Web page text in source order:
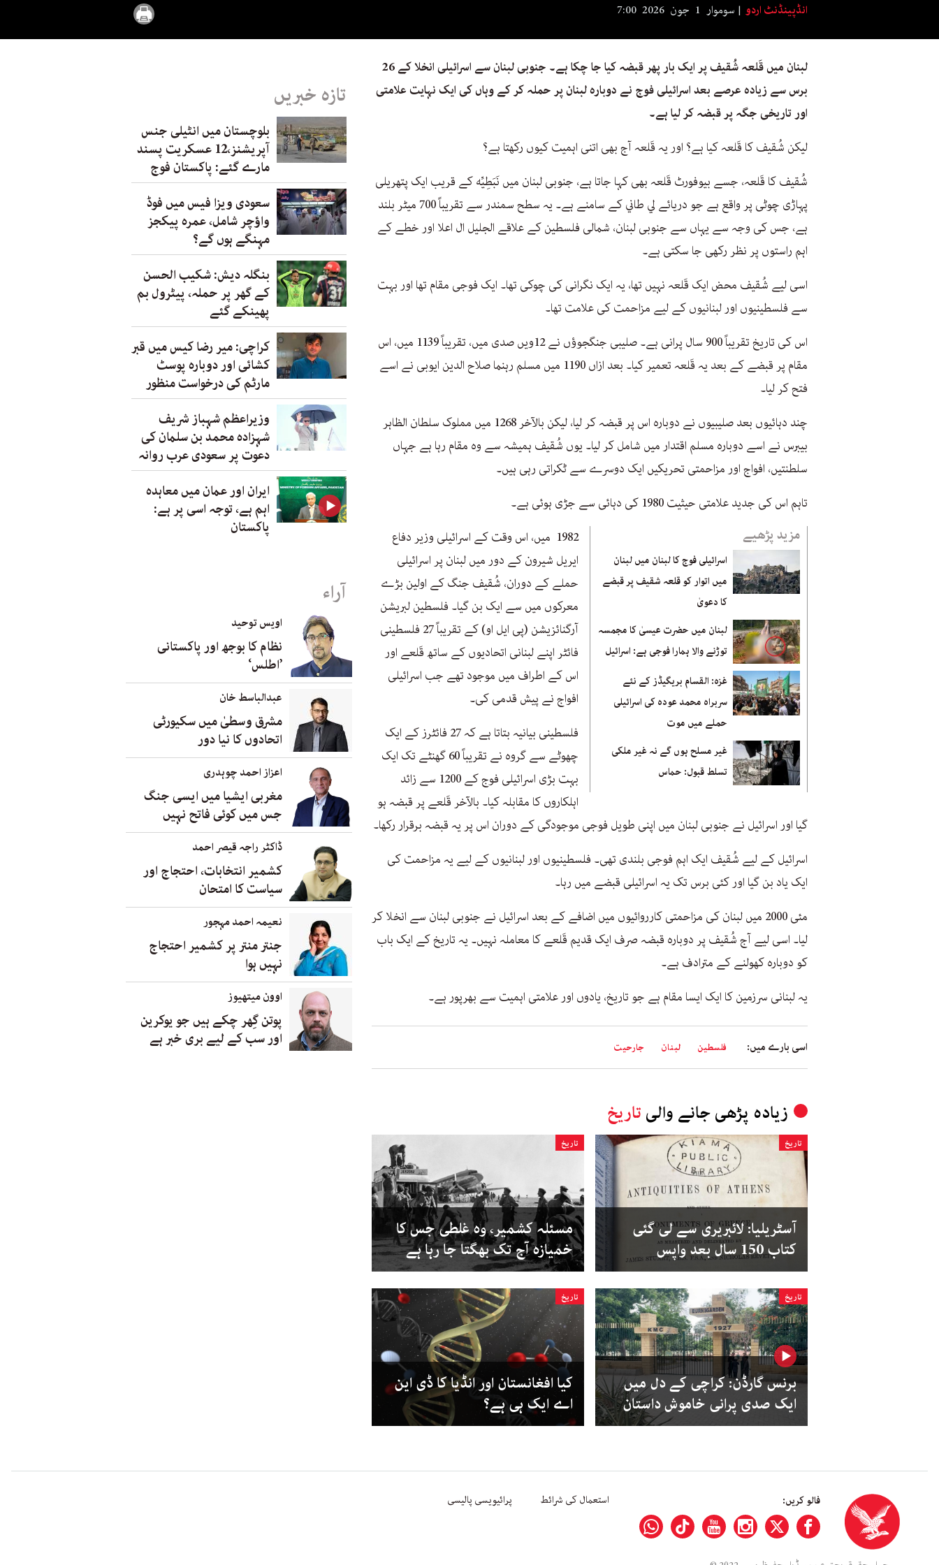
انڈپینڈنٹ اردو سوموار 1 جون 2026 7:00
لبنان میں قَلعہ شُقیف پر ایک بار پھر قبضہ کیا جا چکا ہے۔ جنوبی لبنان سے اسرائیلی انخلا کے 26
برس سے زیادہ عرصے بعد اسرائیلی فوج نے دوبارہ لبنان پر حملہ کر کے وہاں کی ایک نہایت علامتی
اور تاریخی جگہ پر قبضہ کر لیا ہے۔
لیکن شُقیف کا قَلعہ کیا ہے؟ اور یہ قَلعہ آج بھی اتنی اہمیت کیوں رکھتا ہے؟
شُقیف کا قَلعہ، جسے بیوفورٹ قَلعہ بھی کہا جاتا ہے، جنوبی لبنان میں نَبَطِيِّه کے قریب ایک پتھریلی
پہاڑی چوٹی پر واقع ہے جو دریائے لي طاني کے سامنے ہے۔ یہ سطح سمندر سے تقریباً 700 میٹر بلند
ہے، جس کی وجہ سے یہاں سے جنوبی لبنان، شمالی فلسطین کے علاقے الجلیل ال اعلا اور خطے کے
اہم راستوں پر نظر رکھی جا سکتی ہے۔
اسی لیے شُقیف محض ایک قَلعہ نہیں تھا، یہ ایک نگرانی کی چوکی تھا۔ ایک فوجی مقام تھا اور بہت
سے فلسطینیوں اور لبنانیوں کے لیے مزاحمت کی علامت تھا۔
اس کی تاریخ تقریباً 900 سال پرانی ہے۔ صلیبی جنگجوؤں نے 12ویں صدی میں، تقریباً 1139 میں، اس
مقام پر قبضے کے بعد یہ قَلعہ تعمیر کیا۔ بعد ازاں 1190 میں مسلم رہنما صلاح الدین ایوبی نے اسے
فتح کر لیا۔
چند دہائیوں بعد صلیبیوں نے دوبارہ اس پر قبضہ کر لیا، لیکن بالآخر 1268 میں مملوک سلطان الظاہر
بیبرس نے اسے دوبارہ مسلم اقتدار میں شامل کر لیا۔ یوں شُقیف ہمیشہ سے وہ مقام رہا ہے جہاں
سلطنتیں، افواج اور مزاحمتی تحریکیں ایک دوسرے سے ٹکراتی رہی ہیں۔
تاہم اس کی جدید علامتی حیثیت 1980 کی دہائی سے جڑی ہوئی ہے۔
مزید پڑھیے
اسرائیلی فوج کا لبنان میں لبنان
میں اتوار کو قلعہ شقيف پر قبضے
کا دعویٰ
لبنان میں حضرت عیسیٰ کا مجمسہ
توڑنے والا ہمارا فوجی ہے: اسرائیل
غزہ: القسام بریگیڈز کے نئے
سربراہ محمد عودہ کی اسرائیلی
حملے میں موت
غیر مسلح ہوں گے نہ غیر ملکی
تسلط قبول: حماس
1982 میں، اس وقت کے اسرائیلی وزیر دفاع
ایریل شیرون کے دور میں لبنان پر اسرائیلی
حملے کے دوران، شُقیف جنگ کے اولین بڑے
معرکوں میں سے ایک بن گیا۔ فلسطین لبریشن
آرگنائزیشن (پی ایل او) کے تقریباً 27 فلسطینی
فائٹر اپنے لبنانی اتحادیوں کے ساتھ قَلعے اور
اس کے اطراف میں موجود تھے جب اسرائیلی
افواج نے پیش قدمی کی۔
فلسطینی بیانیہ بتاتا ہے کہ 27 فائٹرز کے ایک
چھوٹے سے گروہ نے تقریباً 60 گھنٹے تک ایک
بہت بڑی اسرائیلی فوج کے 1200 سے زائد
اہلکاروں کا مقابلہ کیا۔ بالآخر قَلعے پر قبضہ ہو
گیا اور اسرائیل نے جنوبی لبنان میں اپنی طویل فوجی موجودگی کے دوران اس پر یہ قبضہ برقرار رکھا۔
اسرائیل کے لیے شُقیف ایک اہم فوجی بلندی تھی۔ فلسطینیوں اور لبنانیوں کے لیے یہ مزاحمت کی
ایک یاد بن گیا اور کئی برس تک یہ اسرائیلی قبضے میں رہا۔
مئی 2000 میں لبنان کی مزاحمتی کارروائیوں میں اضافے کے بعد اسرائیل نے جنوبی لبنان سے انخلا کر
لیا۔ اسی لیے آج شُقیف پر دوبارہ قبضہ صرف ایک قدیم قَلعے کا معاملہ نہیں۔ یہ تاریخ کے ایک باب
کو دوبارہ کھولنے کے مترادف ہے۔
یہ لبنانی سرزمین کا ایک ایسا مقام ہے جو تاریخ، یادوں اور علامتی اہمیت سے بھرپور ہے۔
اسی بارے میں: فلسطین لبنان جارحیت
زیادہ پڑھی جانے والی تاریخ
تاریخ
آسٹریلیا: لائبریری سے لی گئی
کتاب 150 سال بعد واپس
تاریخ
مسئلہ کشمیر، وہ غلطی جس کا
خمیازہ آج تک بھگتا جا رہا ہے
تاریخ
برنس گارڈن: کراچی کے دل میں
ایک صدی پرانی خاموش داستان
تاریخ
کیا افغانستان اور انڈیا کا ڈی این
اے ایک ہی ہے؟
تازہ خبریں
بلوچستان میں انٹیلی جنس
آپریشنز،12 عسکریت پسند
مارے گئے: پاکستان فوج
سعودی ویزا فیس میں فوڈ
واؤچر شامل، عمرہ پیکجز
مہنگے ہوں گے؟
بنگلہ دیش: شکیب الحسن
کے گھر پر حملہ، پیٹرول بم
پھینکے گئے
کراچی: میر رضا کیس میں قبر
کشائی اور دوبارہ پوسٹ
مارٹم کی درخواست منظور
وزیراعظم شہباز شریف
شہزادہ محمد بن سلمان کی
دعوت پر سعودی عرب روانہ
ایران اور عمان میں معاہدہ
اہم ہے، توجہ اسی پر ہے:
پاکستان
آراء
اویس توحید
نظام کا بوجھ اور پاکستانی
’اطلس‘
عبدالباسط خان
مشرق وسطیٰ میں سکیورٹی
اتحادوں کا نیا دور
اعزاز احمد چوہدری
مغربی ایشیا میں ایسی جنگ
جس میں کوئی فاتح نہیں
ڈاکٹر راجہ قیصر احمد
کشمیر انتخابات، احتجاج اور
سیاست کا امتحان
نعیمہ احمد مہجور
جنتر منتر پر کشمیر احتجاج
نہیں ہوا
اوون میتھیوز
پوتن گِھر چکے ہیں جو یوکرین
اور سب کے لیے بری خبر ہے
فالو کریں: استعمال کی شرائط پرائیویسی پالیسی